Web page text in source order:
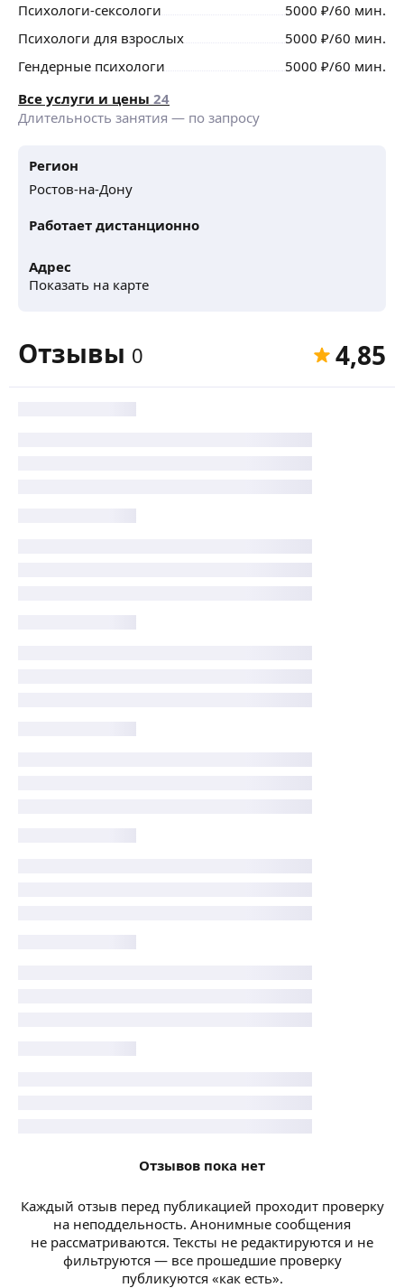
Психологи-сексологи 5000 ₽/60 мин.
Психологи для взрослых
5000 ₽/60 мин.
Гендерные психологи
5000 ₽/60 мин.
Все услуги и цены 24
Длительность занятия — по запросу
Регион
Ростов-на-Дону
Работает дистанционно
Адрес
Показать на карте
Отзывы 0 4,85
Отзывов пока нет
Каждый отзыв перед публикацией проходит проверку
на неподдельность. Анонимные сообщения
не рассматриваются. Тексты не редактируются и не
фильтруются — все прошедшие проверку
публикуются «как есть».